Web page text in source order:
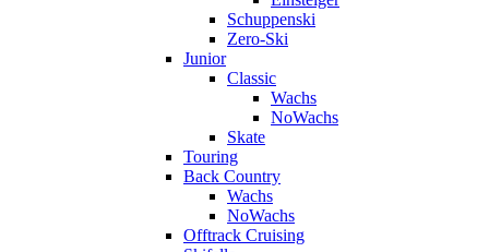
Schuppenski
Zero-Ski
Junior
Classic
Wachs
NoWachs
Skate
Touring
Back Country
Wachs
NoWachs
Offtrack Cruising